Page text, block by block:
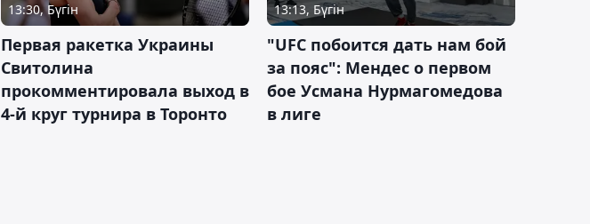
13:30, Бүгін
Первая ракетка Украины
Свитолина
прокомментировала выход в
4-й круг турнира в Торонто
13:13, Бүгін
"UFC побоится дать нам бой
за пояс": Мендес о первом
бое Усмана Нурмагомедова
в лиге